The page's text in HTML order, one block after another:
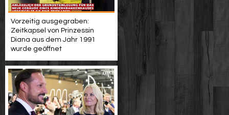
Vorzeitig ausgegraben:
Zeitkapsel von Prinzessin
Diana aus dem Jahr 1991
wurde geöffnet